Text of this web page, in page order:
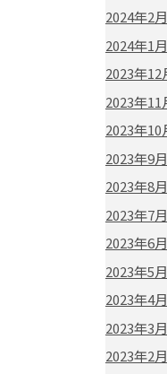
2024年2月
2024年1月
2023年12
2023年11
2023年10
2023年9月
2023年8月
2023年7月
2023年6月
2023年5月
2023年4月
2023年3月
2023年2月